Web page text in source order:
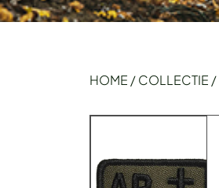
HOME /COLLECTIE /